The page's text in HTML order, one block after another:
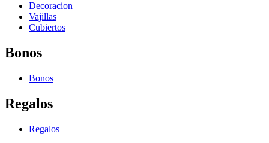
Decoracion
Vajillas
Cubiertos
Bonos
Bonos
Regalos
Regalos